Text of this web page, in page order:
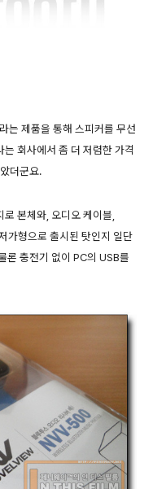
는 제품을 통해 스피커를 무선
회사에서 좀 더 저렴한 가격
더군요.
본체와, 오디오 케이블,
가형으로 출시된 탓인지 일단
론 충전기 없이 PC의 USB를